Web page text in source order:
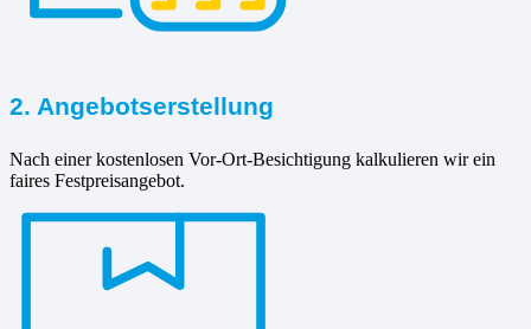
2. Angebotserstellung
Nach einer kostenlosen Vor-Ort-Besichtigung kalkulieren wir ein
faires Festpreisangebot.